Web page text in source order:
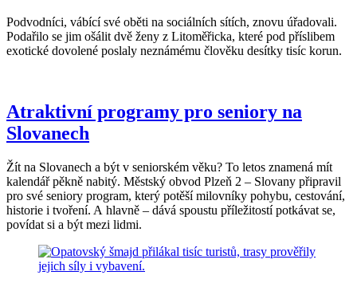
Podvodníci, vábící své oběti na sociálních sítích, znovu úřadovali.
Podařilo se jim ošálit dvě ženy z Litoměřicka, které pod příslibem
exotické dovolené poslaly neznámému člověku desítky tisíc korun.
Atraktivní programy pro seniory na
Slovanech
Žít na Slovanech a být v seniorském věku? To letos znamená mít
kalendář pěkně nabitý. Městský obvod Plzeň 2 – Slovany připravil
pro své seniory program, který potěší milovníky pohybu, cestování,
historie i tvoření. A hlavně – dává spoustu příležitostí potkávat se,
povídat si a být mezi lidmi.